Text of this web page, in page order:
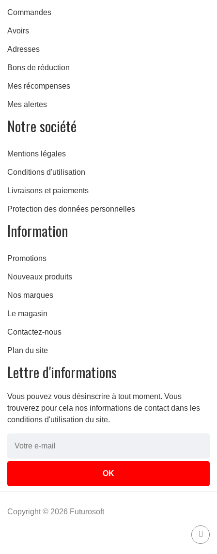
Commandes
Avoirs
Adresses
Bons de réduction
Mes récompenses
Mes alertes
Notre société
Mentions légales
Conditions d'utilisation
Livraisons et paiements
Protection des données personnelles
Information
Promotions
Nouveaux produits
Nos marques
Le magasin
Contactez-nous
Plan du site
Lettre d'informations
Vous pouvez vous désinscrire à tout moment. Vous
trouverez pour cela nos informations de contact dans les
conditions d'utilisation du site.
Copyright © 2026 Futurosoft